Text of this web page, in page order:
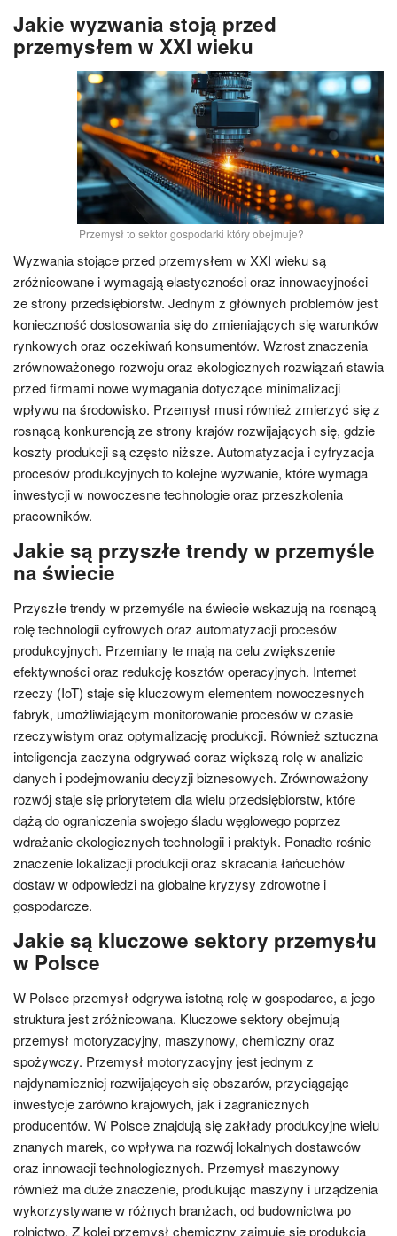
Jakie wyzwania stoją przed
przemysłem w XXI wieku
Przemysł to sektor gospodarki który obejmuje?
Wyzwania stojące przed przemysłem w XXI wieku są
zróżnicowane i wymagają elastyczności oraz innowacyjności
ze strony przedsiębiorstw. Jednym z głównych problemów jest
konieczność dostosowania się do zmieniających się warunków
rynkowych oraz oczekiwań konsumentów. Wzrost znaczenia
zrównoważonego rozwoju oraz ekologicznych rozwiązań stawia
przed firmami nowe wymagania dotyczące minimalizacji
wpływu na środowisko. Przemysł musi również zmierzyć się z
rosnącą konkurencją ze strony krajów rozwijających się, gdzie
koszty produkcji są często niższe. Automatyzacja i cyfryzacja
procesów produkcyjnych to kolejne wyzwanie, które wymaga
inwestycji w nowoczesne technologie oraz przeszkolenia
pracowników.
Jakie są przyszłe trendy w przemyśle
na świecie
Przyszłe trendy w przemyśle na świecie wskazują na rosnącą
rolę technologii cyfrowych oraz automatyzacji procesów
produkcyjnych. Przemiany te mają na celu zwiększenie
efektywności oraz redukcję kosztów operacyjnych. Internet
rzeczy (IoT) staje się kluczowym elementem nowoczesnych
fabryk, umożliwiającym monitorowanie procesów w czasie
rzeczywistym oraz optymalizację produkcji. Również sztuczna
inteligencja zaczyna odgrywać coraz większą rolę w analizie
danych i podejmowaniu decyzji biznesowych. Zrównoważony
rozwój staje się priorytetem dla wielu przedsiębiorstw, które
dążą do ograniczenia swojego śladu węglowego poprzez
wdrażanie ekologicznych technologii i praktyk. Ponadto rośnie
znaczenie lokalizacji produkcji oraz skracania łańcuchów
dostaw w odpowiedzi na globalne kryzysy zdrowotne i
gospodarcze.
Jakie są kluczowe sektory przemysłu
w Polsce
W Polsce przemysł odgrywa istotną rolę w gospodarce, a jego
struktura jest zróżnicowana. Kluczowe sektory obejmują
przemysł motoryzacyjny, maszynowy, chemiczny oraz
spożywczy. Przemysł motoryzacyjny jest jednym z
najdynamiczniej rozwijających się obszarów, przyciągając
inwestycje zarówno krajowych, jak i zagranicznych
producentów. W Polsce znajdują się zakłady produkcyjne wielu
znanych marek, co wpływa na rozwój lokalnych dostawców
oraz innowacji technologicznych. Przemysł maszynowy
również ma duże znaczenie, produkując maszyny i urządzenia
wykorzystywane w różnych branżach, od budownictwa po
rolnictwo. Z kolei przemysł chemiczny zajmuje się produkcją